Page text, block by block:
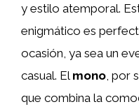
y estilo atemporal.
enigmático es
ocasión, ya sea un
casual. El mono , por
que combina la